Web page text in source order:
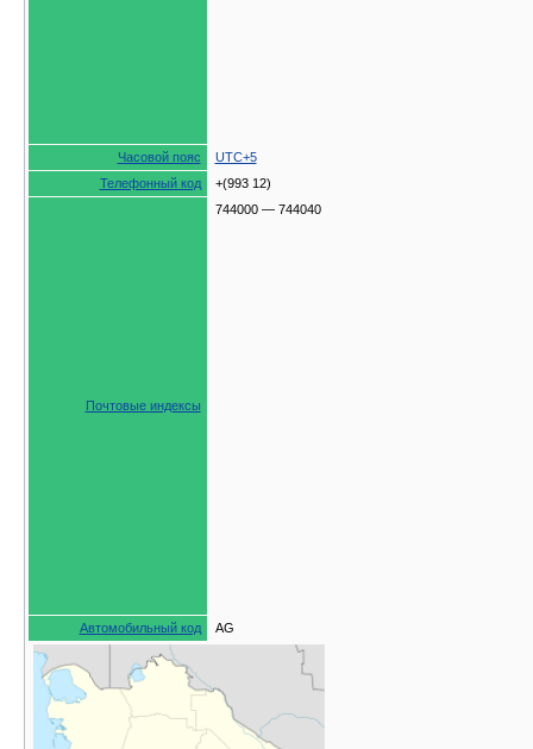
Часовой пояс
UTC+5
Телефонный код
+(993 12)
Почтовые индексы
744000 — 744040
Автомобильный код AG